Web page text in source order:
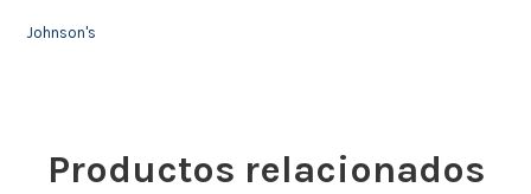
Johnson's
Productos relacionados